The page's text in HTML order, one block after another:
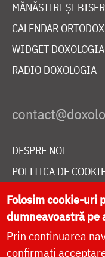
MĂNĂSTIRI ȘI
CALENDAR ORTODOX
WIDGET DOXOLOGIA
RADIO DOXOLOGIA
DESPRE NOI
POLITICA DE
DONEAZĂ ONLINE
LIVE
Folosim cookie-uri
dumneavoastră pe
Prin continuarea
confirmați